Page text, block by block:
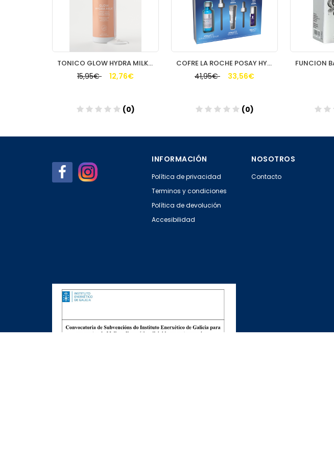
TONICO GLOW HYDRA MILK SEGLE 150ML
15,95€ 12,76€
(0)
COFRE LA ROCHE POSAY HYALU B5
41,95€ 33,56€
(0)
INFORMACIÓN
Política de privacidad
Terminos y condiciones
Política de devolución
Accesibilidad
NOSOTROS
Contacto